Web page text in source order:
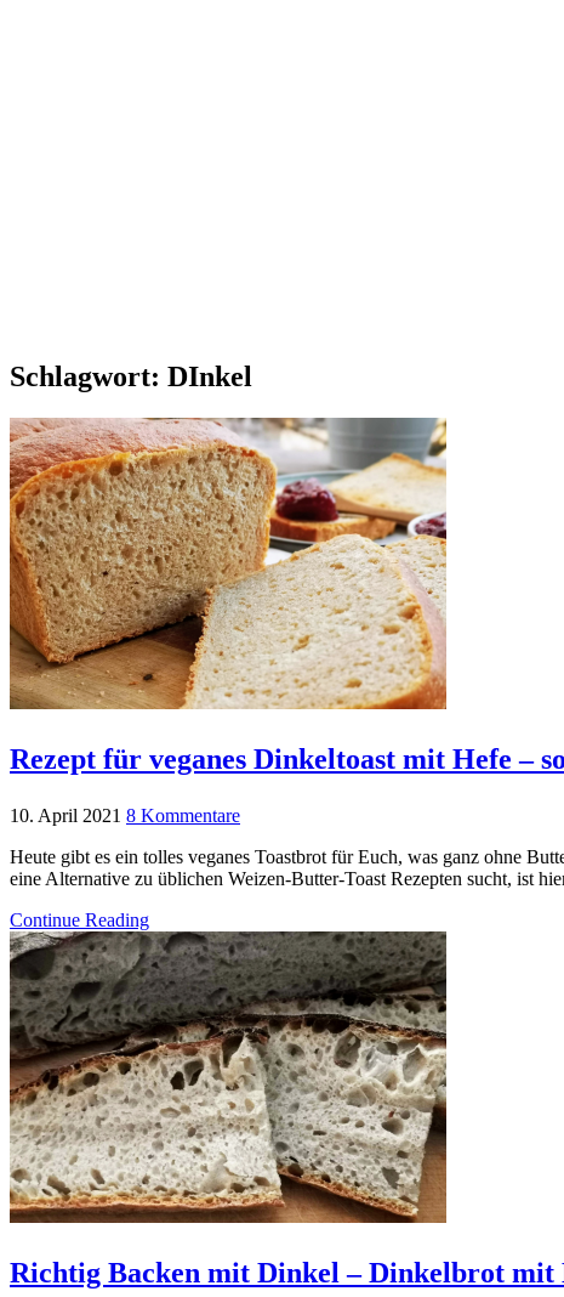
Schlagwort: DInkel
Rezept für veganes Dinkeltoast mit Hefe –
10. April 2021 8 Kommentare
Heute gibt es ein tolles veganes Toastbrot für Euch, was ganz ohne
eine Alternative zu üblichen Weizen-Butter-Toast Rezepten sucht, ist
Continue Reading
Richtig Backen mit Dinkel – Dinkelbrot